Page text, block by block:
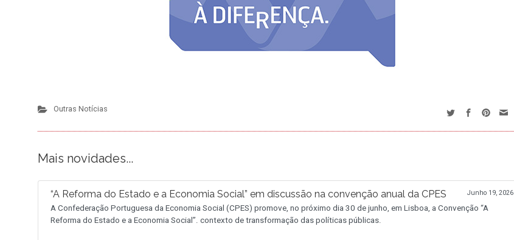
Outras Notícias
Mais novidades...
“A Reforma do Estado e a Economia Social” em discussão na convenção anual da CPES Junho 19, 2026
A Confederação Portuguesa da Economia Social (CPES) promove, no próximo dia 30 de junho, em Lisboa, a Convenção “A
Reforma do Estado e a Economia Social”. contexto de transformação das políticas públicas.